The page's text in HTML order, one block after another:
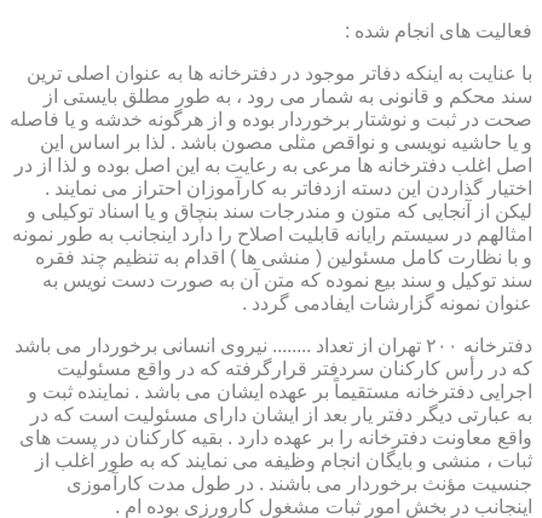
فعالیت های انجام شده :
با عنایت به اینکه دفاتر موجود در دفترخانه ها به عنوان اصلی ترین
سند محکم و قانونی به شمار می رود ، به طور مطلق بایستی از
صحت در ثبت و نوشتار برخوردار بوده و از هرگونه خدشه و یا فاصله
و یا حاشیه نویسی و نواقص مثلی مصون باشد . لذا بر اساس این
اصل اغلب دفترخانه ها مرعی به رعایت به این اصل بوده و لذا از در
اختیار گذاردن این دسته ازدفاتر به کارآموزان احتراز می نمایند .
لیکن از آنجایی که متون و مندرجات سند بنچاق و یا اسناد توکیلی و
امثالهم در سیستم رایانه قابلیت اصلاح را دارد اینجانب به طور نمونه
و با نظارت کامل مسئولین ( منشی ها ) اقدام به تنظیم چند فقره
سند توکیل و سند بیع نموده که متن آن به صورت دست نویس به
عنوان نمونه گزارشات ایفادمی گردد .
دفترخانه ۲۰۰ تهران از تعداد ........ نیروی انسانی برخوردار می باشد
که در رأس کارکنان سردفتر قرارگرفته که در واقع مسئولیت
اجرایی دفترخانه مستقیماً بر عهده ایشان می باشد . نماینده ثبت و
به عبارتی دیگر دفتر یار بعد از ایشان دارای مسئولیت است که در
واقع معاونت دفترخانه را بر عهده دارد . بقیه کارکنان در پست های
ثبات ، منشی و بایگان انجام وظیفه می نمایند که به طور اغلب از
جنسیت مؤنث برخوردار می باشند . در طول مدت کارآموزی
اینجانب در بخش امور ثبات مشغول کارورزی بوده ام .